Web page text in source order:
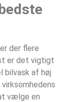
der flere
er det vigtigt
bilvask af høj
vælge en